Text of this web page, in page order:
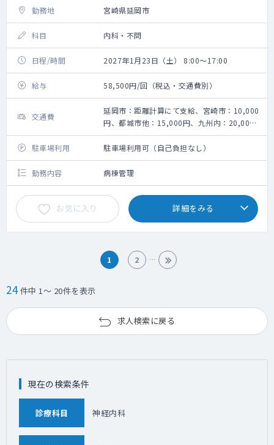
勤務地 宮崎県延岡市
科目 内科・不問
日程/時間 2027年1月23日（土） 8:00～17:00
給与 58,500円/回（税込・交通費別）
交通費
延岡市：距離計算にて支給、宮崎市：10,000
円、都城市他：15,000円、九州内：20,000
円
駐車場利用
駐車場利用可（自己負担なし）
勤務内容 病棟管理
お気に入り 詳細をみる
1 2
24件中 1～ 20件を表示
求人検索に戻る
現在の検索条件
診療科目 神経内科